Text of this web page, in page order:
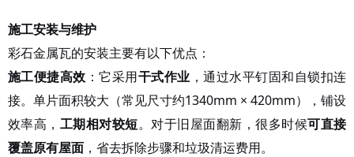
施工安装与维护
彩石金属瓦的安装主要有以下优点：
施工便捷高效 ：它采用干式作业 ，通过水平钉固和自锁扣连
接。单片面积较大（常见尺寸约1340mm × 420mm）
，铺设
效率高， 工期相对较短。对于旧屋面翻新，很多时候可直接
覆盖原有屋面 ，省去拆除步骤和垃圾清运费用。